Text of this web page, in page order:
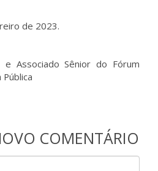
de 2023.
Associado Sênior do Fórum
COMENTÁRIO